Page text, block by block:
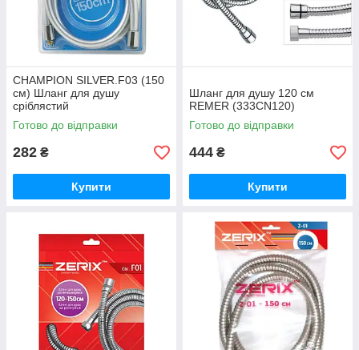
CHAMPION SILVER.F03 (150
см) Шланг для душу
сріблястий
Готово до відправки
282 ₴
Купити
Шланг для душу 120 см
REMER (333CN120)
Готово до відправки
444 ₴
Купити